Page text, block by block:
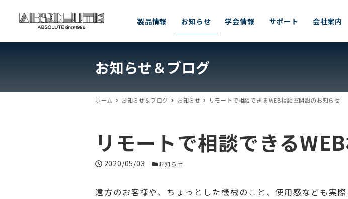
製品情報 お知らせ 学会情報 サポート 会社案内
お知らせ＆ブログ
ホーム お知らせ＆ブログ お知らせ リモートで相談できるWEB相談室開設のお知らせ
リモートで相談できる
投稿日
2020/05/03 お知らせカテゴリー
お知らせ
遠方のお客様や、ちょっとした機械のこと、使用感なども実